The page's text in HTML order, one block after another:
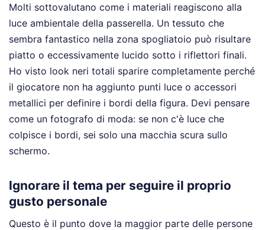
Molti sottovalutano come i materiali reagiscono alla
luce ambientale della passerella. Un tessuto che
sembra fantastico nella zona spogliatoio può risultare
piatto o eccessivamente lucido sotto i riflettori finali.
Ho visto look neri totali sparire completamente perché
il giocatore non ha aggiunto punti luce o accessori
metallici per definire i bordi della figura. Devi pensare
come un fotografo di moda: se non c'è luce che
colpisce i bordi, sei solo una macchia scura sullo
schermo.
Ignorare il tema per seguire il proprio
gusto personale
Questo è il punto dove la maggior parte delle persone